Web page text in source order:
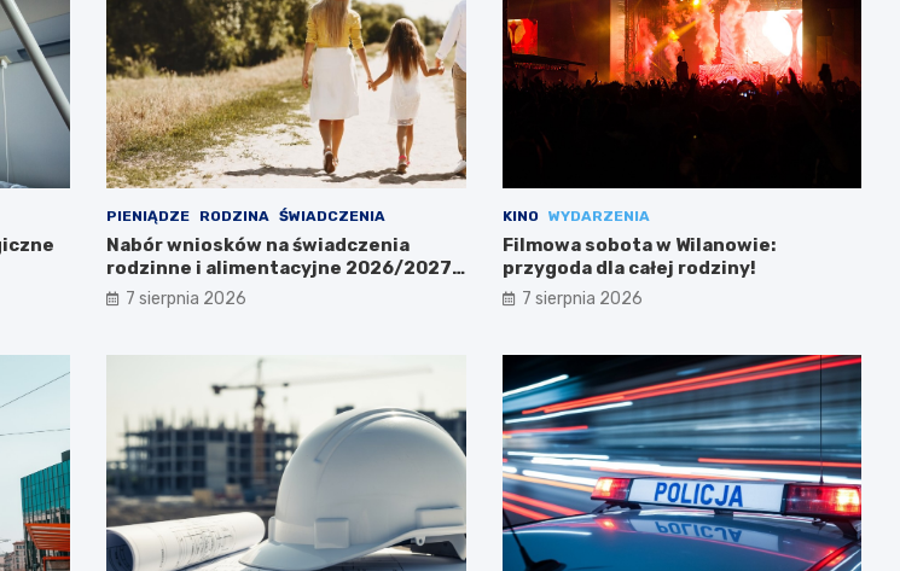
PIENIĄDZE RODZINA ŚWIADCZENIA
Nabór wniosków na świadczenia
rodzinne i alimentacyjne 2026/2027
już w lipcu!
7 sierpnia 2026
KINO WYDARZENIA
Filmowa sobota w Wilanowie:
przygoda dla całej rodziny!
7 sierpnia 2026